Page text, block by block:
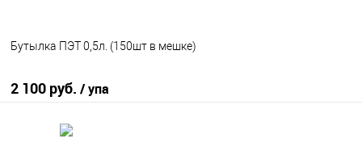
Бутылка ПЭТ 0,5л. (150шт в мешке)
2 100 руб. / упа